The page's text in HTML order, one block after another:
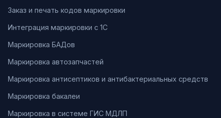
Заказ и печать кодов маркировки
Интеграция маркировки с 1С
Маркировка БАДов
Маркировка автозапчастей
Маркировка антисептиков и антибактериальных средств
Маркировка бакалеи
Маркировка в системе ГИС МДЛП